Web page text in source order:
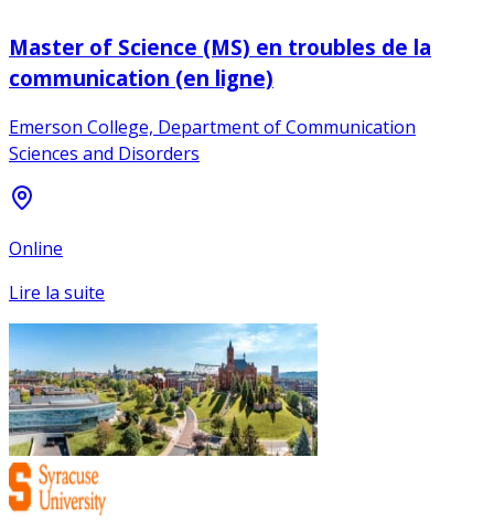
Master of Science (MS) en troubles de la
communication (en ligne)
Emerson College, Department of Communication
Sciences and Disorders
Online
Lire la suite